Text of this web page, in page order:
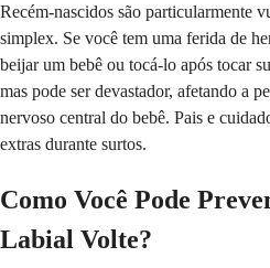
Recém-nascidos são particularmente
simplex. Se você tem uma ferida de
beijar um bebê ou tocá-lo após tocar
mas pode ser devastador, afetando a
nervoso central do bebê. Pais e
extras durante surtos.
Como Você Pode
Labial Volte?